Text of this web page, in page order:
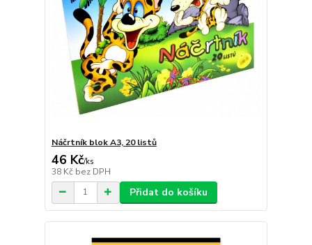
Náčrtník blok A3, 20 listů
46 Kč/ks
38 Kč bez DPH
Přidat do košíku